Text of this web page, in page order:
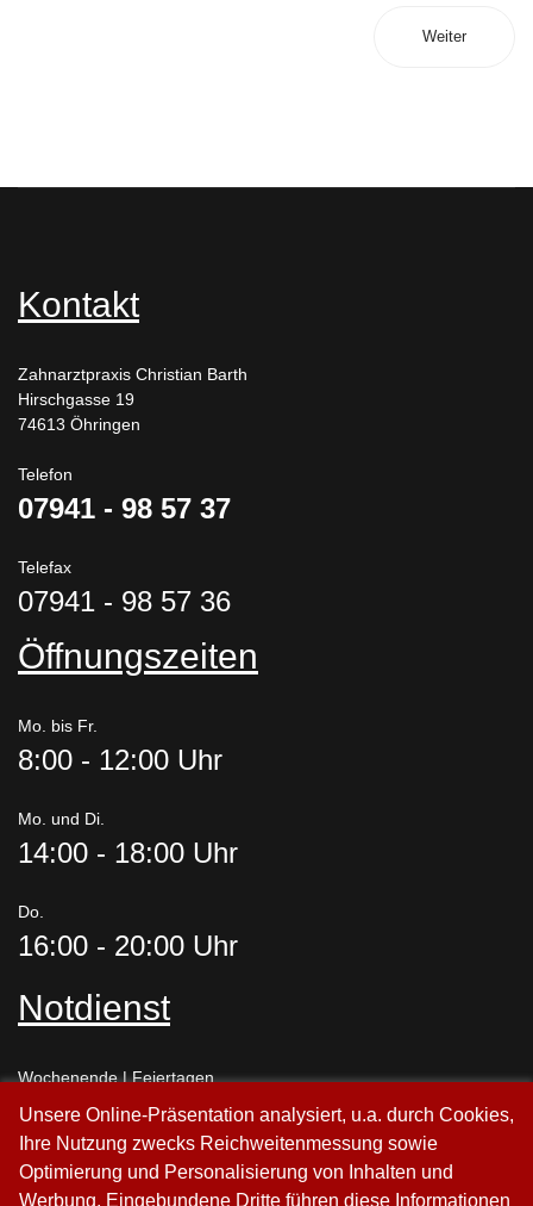
Unsere Online-Präsentation analysiert, u.a. durch Cookies,
Ihre Nutzung zwecks Reichweitenmessung sowie
Optimierung und Personalisierung von Inhalten und
Werbung. Eingebundene Dritte führen diese Informationen
Weiter
Kontakt
Zahnarztpraxis Christian Barth
Hirschgasse 19
74613 Öhringen
Telefon
07941 - 98 57 37
Telefax
07941 - 98 57 36
Öffnungszeiten
Mo. bis Fr.
8:00 - 12:00 Uhr
Mo. und Di.
14:00 - 18:00 Uhr
Do.
16:00 - 20:00 Uhr
Notdienst
Wochenende | Feiertagen
0711 - 787 77 00
Fr.